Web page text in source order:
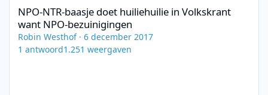
NPO-NTR-baasje doet huiliehuilie in Volkskrant
want NPO-bezuinigingen
Robin Westhof· 6 december 2017
1 antwoord1.251 weergaven